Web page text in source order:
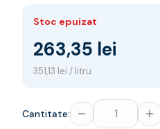
Australia
Germania
Noua Zeelanda
Prosecco
Stoc epuizat
263,35 lei
351,13 lei / litru
Cantitate: